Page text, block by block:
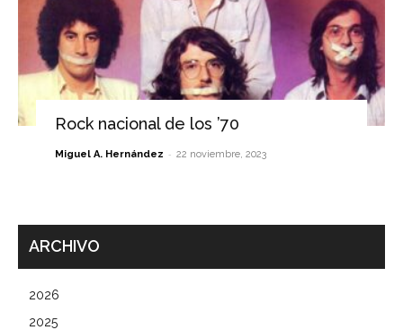
Rock nacional de los ’70
Miguel A. Hernández - 22 noviembre, 2023
ARCHIVO
2026
2025